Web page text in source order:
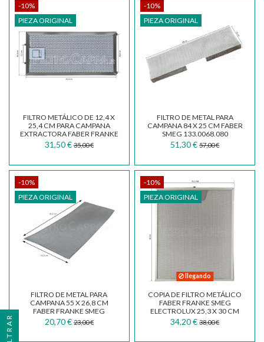
-10%
PIEZA ORIGINAL
FILTRO METÁLICO DE 12,4 X
25,4 CM PARA CAMPANA
EXTRACTORA FABER FRANKE
SMEG IKEA...
31,50 € 35,00 €
-10%
PIEZA ORIGINAL
FILTRO DE METAL PARA
CAMPANA 84 X 25 CM FABER
SMEG 133.0068.080
51,30 € 57,00 €
-10%
PIEZA ORIGINAL
FILTRO DE METAL PARA
CAMPANA 55 X 26,8 CM
FABER FRANKE SMEG
133.0057.331
20,70 € 23,00 €
-10%
PIEZA ORIGINAL
llegando
COPIA DE FILTRO METÁLICO
FABER FRANKE SMEG
ELECTROLUX 25,3 X 30 CM
133.0017.054
34,20 € 38,00 €
FILTRAR